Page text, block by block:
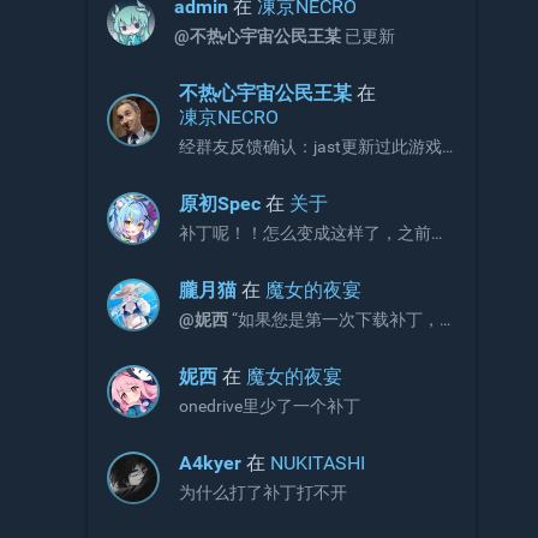
可以考虑收录
admin 在凍京NECRO
@不热心宇宙公民王某 已更新
不热心宇宙公民王某 在
凍京NECRO
经群友反馈确认：jast更新过此游戏
的问题。 V3版本补丁官方链接如下，
请更新官网链接与onedrive文件：
https://jaststore.com/zh...
原初Spec 在 关于
补丁呢！！怎么变成这样了，之前不
朧月猫 在 魔女的夜宴
@妮西“如果您是第一次下载补丁，
额外下载增益更新补丁。”
妮西 在 魔女的夜宴
onedrive里少了一个补丁
A4kyer 在 NUKITASHI
为什么打了补丁打不开